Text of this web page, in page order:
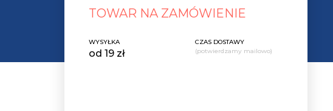
TOWAR NA ZAMÓWIENIE
WYSYŁKA
od 19 zł
CZAS DOSTAWY
(potwierdzamy mailowo)